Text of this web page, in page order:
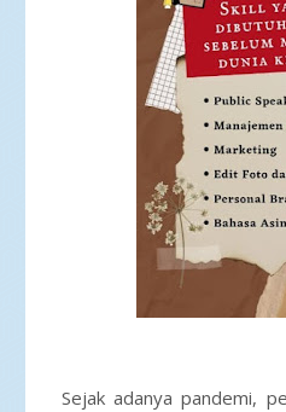
Sejak adanya pandemi,